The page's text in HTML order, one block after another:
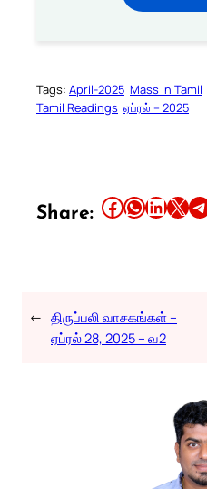
Tags: April-2025 Mass in Tamil
Tamil Readings ஏப்ரல் – 2025
Share: Share this article on Facebook Share this article on WhatsApp Share this article on LinkedIn Share this article on X Share this article on Telegram
← திருப்பலி வாசகங்கள் –
ஏப்ரல் 28, 2025 – வ2